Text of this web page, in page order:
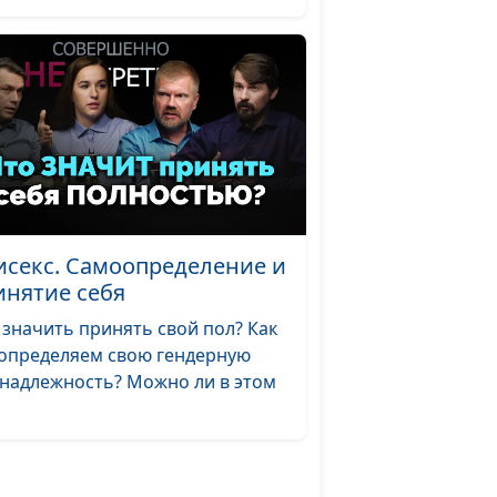
Алина Караченцева,
психолог
Мария Мараханова,
Мария Вачева,
психолог, магистр
семейного
#932
нашу
Мария Мараханова,
Мария Вачева,
психолог, магистр
семейного
консультирования и
Самоопределение и
себя
принять свой пол? Как
свою гендерную
Можно ли в этом